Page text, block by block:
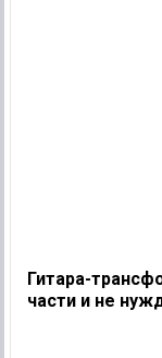
Гитара-
части и не